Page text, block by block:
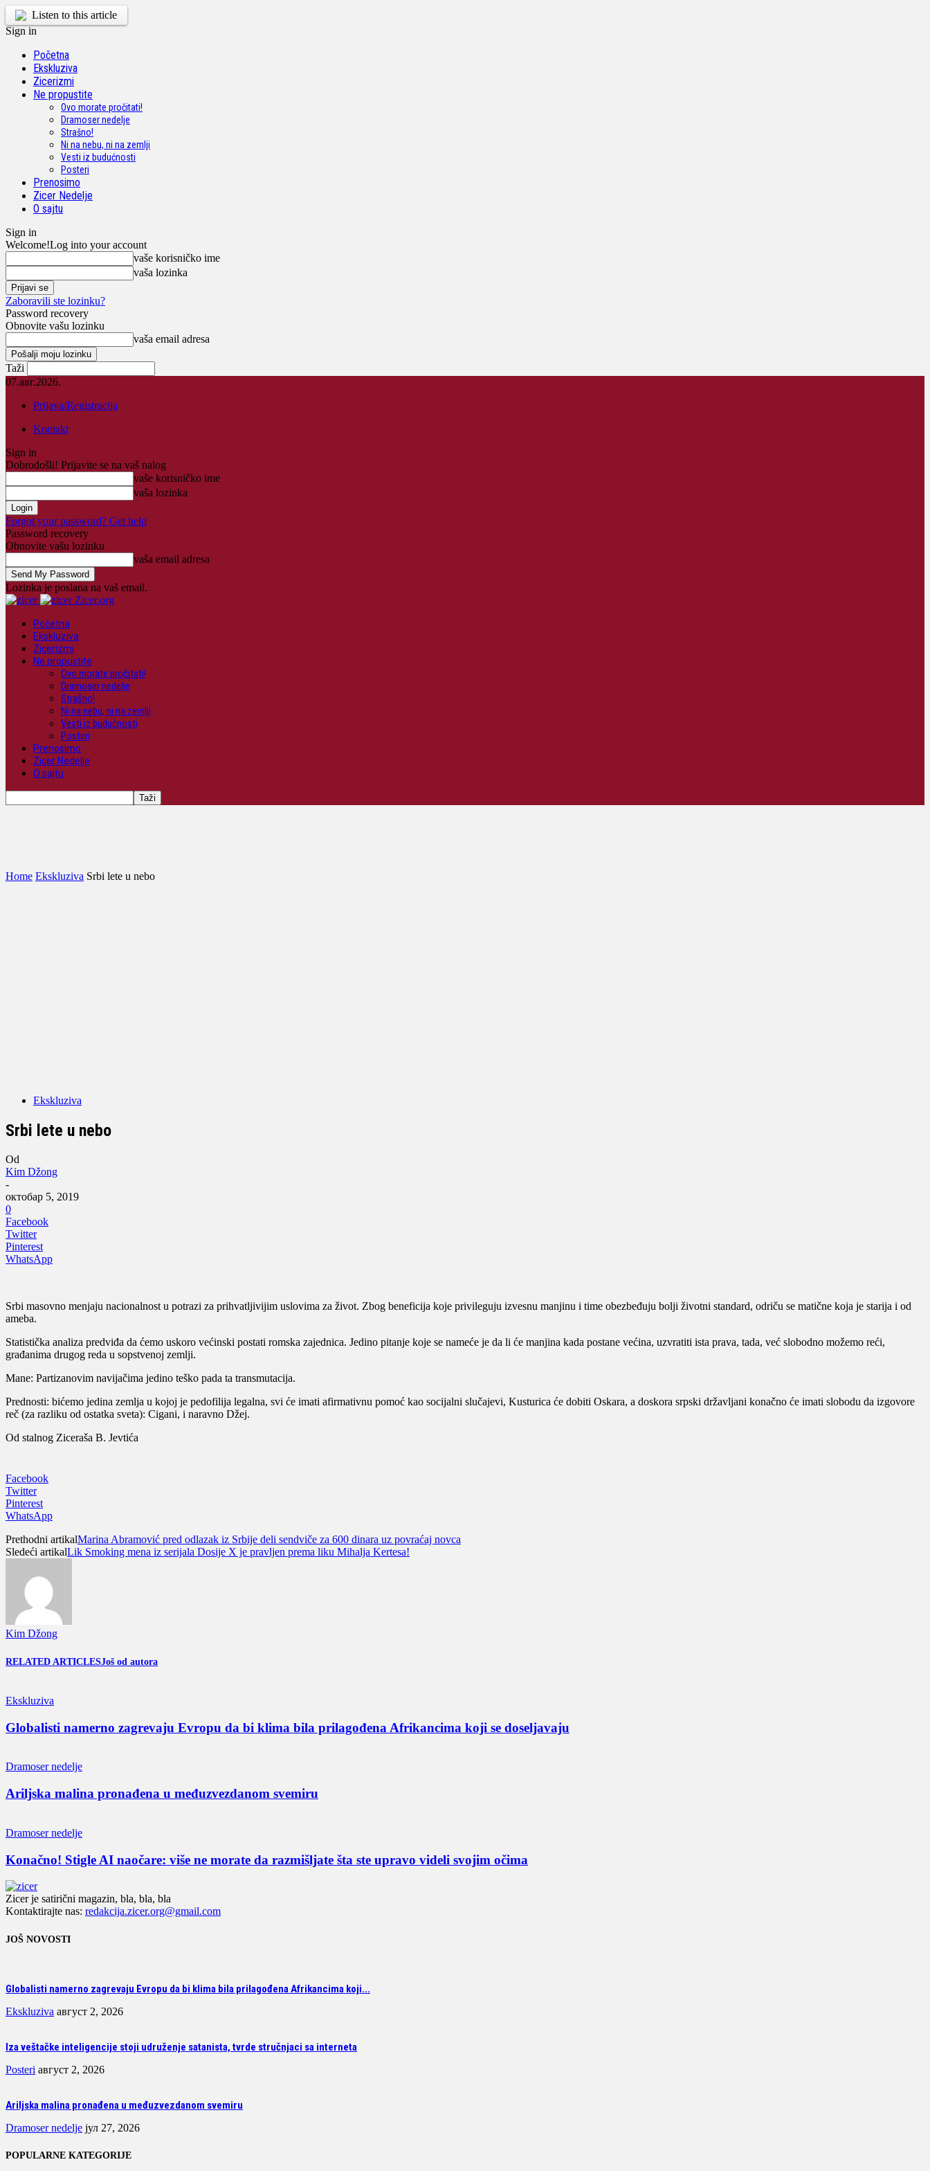
Listen to this article
Sign in
Početna
Ekskluziva
Zicerizmi
Ne propustite
Ovo morate pročitati!
Dramoser nedelje
Strašno!
Ni na nebu, ni na zemlji
Vesti iz budućnosti
Posteri
Prenosimo
Zicer Nedelje
O sajtu
Sign in
Welcome!Log into your account
vaše korisničko ime
vaša lozinka
Zaboravili ste lozinku?
Password recovery
Obnovite vašu lozinku
vaša email adresa
Taži
07.авг.2026.
Prijava/Registracija
Kontakt
Sign in
Dobrodošli! Prijavite se na vaš nalog
vaše korisničko ime
vaša lozinka
Forgot your password? Get help
Password recovery
Obnovite vašu lozinku
vaša email adresa
Lozinka je poslana na vaš email.
Zicer.org
Početna
Ekskluziva
Zicerizmi
Ne propustite
Ovo morate pročitati!
Dramoser nedelje
Strašno!
Ni na nebu, ni na zemlji
Vesti iz budućnosti
Posteri
Prenosimo
Zicer Nedelje
O sajtu
Home Ekskluziva Srbi lete u nebo
Ekskluziva
Srbi lete u nebo
Od
Kim Džong
-
октобар 5, 2019
0
Facebook
Twitter
Pinterest
WhatsApp
Srbi masovno menjaju nacionalnost u potrazi za prihvatljivijim uslovima za život. Zbog beneficija koje privileguju izvesnu manjinu i time obezbeđuju bolji životni standard, odriču se matične koja je starija i od
ameba.
Statistička analiza predviđa da ćemo uskoro većinski postati romska zajednica. Jedino pitanje koje se nameće je da li će manjina kada postane većina, uzvratiti ista prava, tada, već slobodno možemo reći,
građanima drugog reda u sopstvenoj zemlji.
Mane: Partizanovim navijačima jedino teško pada ta transmutacija.
Prednosti: bićemo jedina zemlja u kojoj je pedofilija legalna, svi će imati afirmativnu pomoć kao socijalni slučajevi, Kusturica će dobiti Oskara, a doskora srpski državljani konačno će imati slobodu da izgovore
reč (za razliku od ostatka sveta): Cigani, i naravno Džej.
Od stalnog Ziceraša B. Jevtića
Facebook
Twitter
Pinterest
WhatsApp
Prethodni artikalMarina Abramović pred odlazak iz Srbije deli sendviče za 600 dinara uz povraćaj novca
Sledeći artikalLik Smoking mena iz serijala Dosije X je pravljen prema liku Mihalja Kertesa!
Kim Džong
RELATED ARTICLESJoš od autora
Ekskluziva
Globalisti namerno zagrevaju Evropu da bi klima bila prilagođena Afrikancima koji se doseljavaju
Dramoser nedelje
Ariljska malina pronađena u međuzvezdanom svemiru
Dramoser nedelje
Konačno! Stigle AI naočare: više ne morate da razmišljate šta ste upravo videli svojim očima
Zicer je satirični magazin, bla, bla, bla
Kontaktirajte nas: redakcija.zicer.org@gmail.com
JOŠ NOVOSTI
Globalisti namerno zagrevaju Evropu da bi klima bila prilagođena Afrikancima koji...
Ekskluziva август 2, 2026
Iza veštačke inteligencije stoji udruženje satanista, tvrde stručnjaci sa interneta
Posteri август 2, 2026
Ariljska malina pronađena u međuzvezdanom svemiru
Dramoser nedelje јул 27, 2026
POPULARNE KATEGORIJE